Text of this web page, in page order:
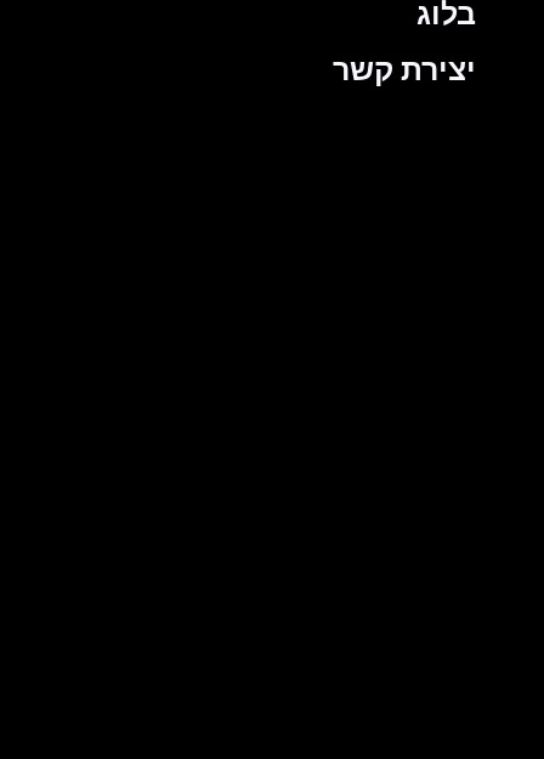
בלוג
יצירת קשר